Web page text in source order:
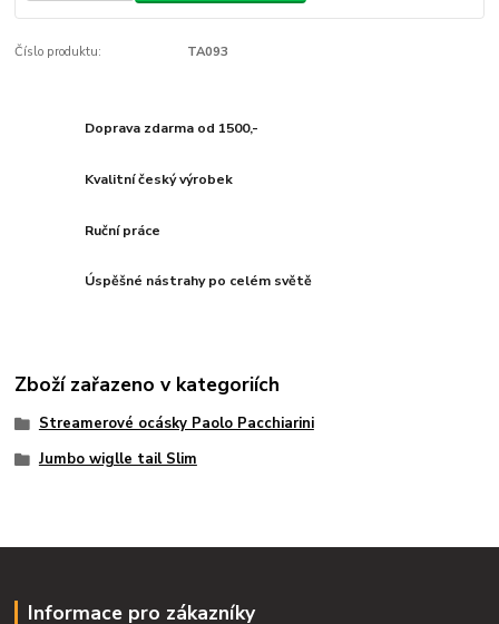
Číslo produktu: TA093
Doprava zdarma od 1500,-
Kvalitní český výrobek
Ruční práce
Úspěšné nástrahy po celém světě
Zboží zařazeno v kategoriích
Streamerové ocásky Paolo Pacchiarini
Jumbo wiglle tail Slim
Informace pro zákazníky